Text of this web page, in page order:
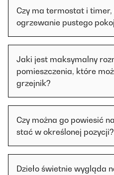
Czy ma termostat i timer,
ogrzewanie pustego
Jaki jest maksymalny
pomieszczenia, które
grzejnik?
Czy można go powiesić
stać w określonej pozycji?
Dzieło świetnie wygląda